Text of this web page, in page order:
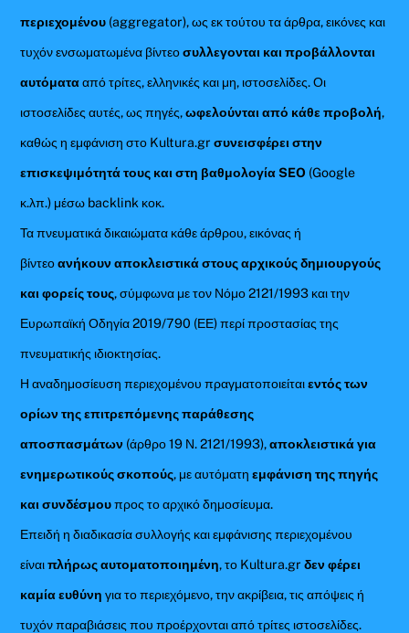
περιεχομένου (aggregator), ως εκ τούτου τα άρθρα, εικόνες και
τυχόν ενσωματωμένα βίντεοσυλλεγονται και προβάλλονται
αυτόματααπό τρίτες, ελληνικές και μη, ιστοσελίδες. Οι
ιστοσελίδες αυτές, ως πηγές,ωφελούνται από κάθε προβολή,
καθώς η εμφάνιση στο Kultura.gr συνεισφέρει στην
επισκεψιμότητά τους και στη βαθμολογία SEO (Google
κ.λπ.) μέσω backlink κοκ.
Τα πνευματικά δικαιώματα κάθε άρθρου, εικόνας ή
βίντεοανήκουν αποκλειστικά στους αρχικούς δημιουργούς
και φορείς τους, σύμφωνα με τον Νόμο 2121/1993 και την
Ευρωπαϊκή Οδηγία 2019/790 (ΕΕ) περί προστασίας της
πνευματικής ιδιοκτησίας.
Η αναδημοσίευση περιεχομένου πραγματοποιείταιεντός των
ορίων της επιτρεπόμενης παράθεσης
αποσπασμάτων (άρθρο 19 Ν. 2121/1993),αποκλειστικά για
ενημερωτικούς σκοπούς, με αυτόματηεμφάνιση της πηγής
και συνδέσμουπρος το αρχικό δημοσίευμα.
Επειδή η διαδικασία συλλογής και εμφάνισης περιεχομένου
είναιπλήρως αυτοματοποιημένη, το Kultura.grδεν φέρει
καμία ευθύνη για το περιεχόμενο, την ακρίβεια, τις απόψεις ή
τυχόν παραβιάσεις που προέρχονται από τρίτες ιστοσελίδες.